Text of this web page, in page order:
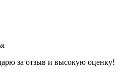
за отзыв и высокую оценку!